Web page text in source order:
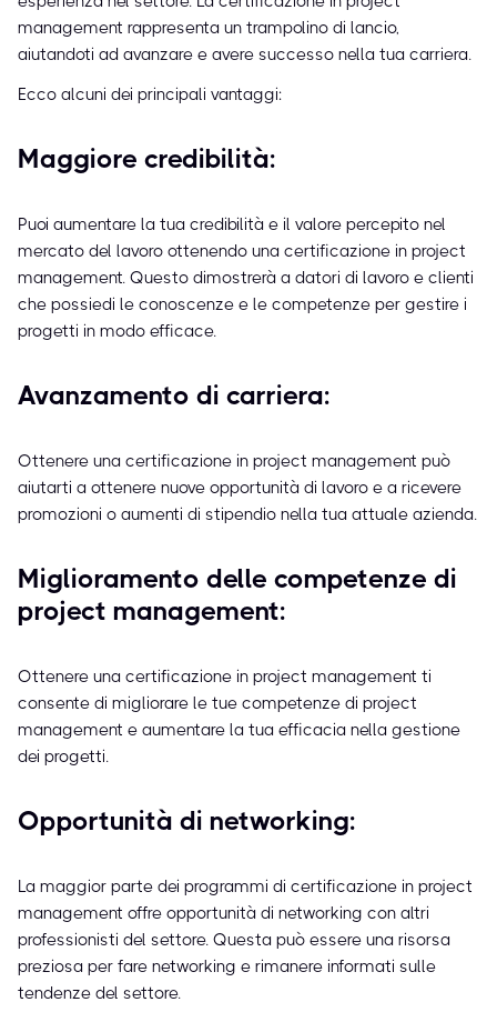
management rappresenta un trampolino di lancio,
aiutandoti ad avanzare e avere successo nella tua carriera.
Ecco alcuni dei principali vantaggi:
Maggiore credibilità:
Puoi aumentare la tua credibilità e il valore percepito nel
mercato del lavoro ottenendo una certificazione in project
management. Questo dimostrerà a datori di lavoro e clienti
che possiedi le conoscenze e le competenze per gestire i
progetti in modo efficace.
Avanzamento di carriera:
Ottenere una certificazione in project management può
aiutarti a ottenere nuove opportunità di lavoro e a ricevere
promozioni o aumenti di stipendio nella tua attuale azienda.
Miglioramento delle competenze di
project management:
Ottenere una certificazione in project management ti
consente di migliorare le tue competenze di project
management e aumentare la tua efficacia nella gestione
dei progetti.
Opportunità di networking:
La maggior parte dei programmi di certificazione in project
management offre opportunità di networking con altri
professionisti del settore. Questa può essere una risorsa
preziosa per fare networking e rimanere informati sulle
tendenze del settore.